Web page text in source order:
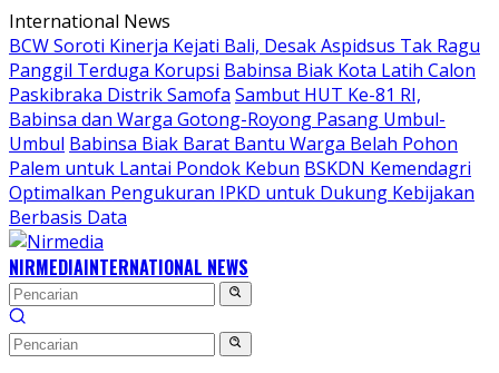
Langsung
ke
konten
International News
BCW Soroti Kinerja Kejati Bali, Desak Aspidsus Tak Ragu
Panggil Terduga Korupsi Babinsa Biak Kota Latih Calon
Paskibraka Distrik Samofa Sambut HUT Ke-81 RI,
Babinsa dan Warga Gotong-Royong Pasang Umbul-
Umbul Babinsa Biak Barat Bantu Warga Belah Pohon
Palem untuk Lantai Pondok Kebun BSKDN Kemendagri
Optimalkan Pengukuran IPKD untuk Dukung Kebijakan
Berbasis Data
NIRMEDIAINTERNATIONAL NEWS